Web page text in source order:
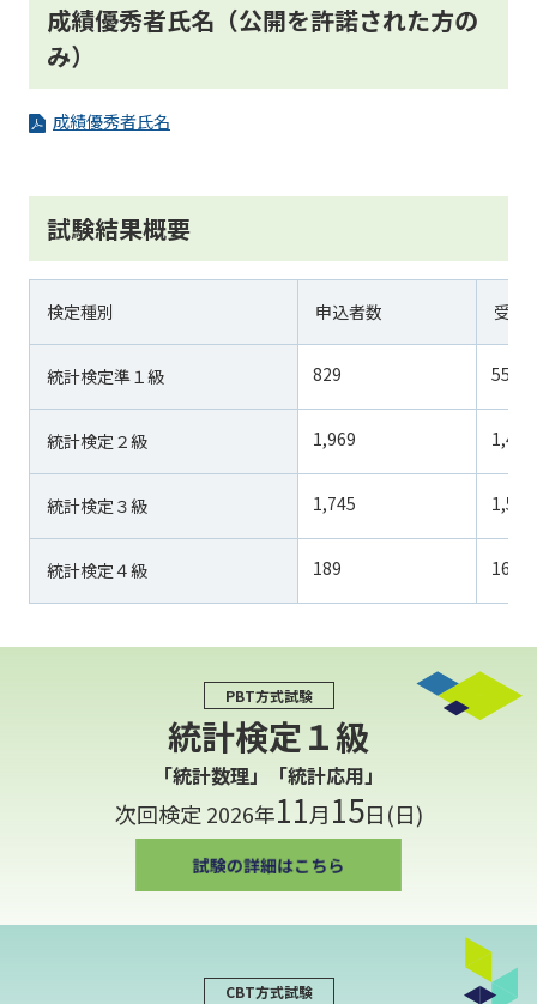
成績優秀者氏名（公開を許諾された方の
み）
成績優秀者氏名
試験結果概要
検定種別 申込者数 受験
統計検定準１級 829 552
統計検定２級 1,969 1,440
統計検定３級 1,745 1,502
統計検定４級 189 162
PBT方式試験
統計検定１級
「統計数理」「統計応用」
次回検定 2026年11月15日(日)
CBT方式試験